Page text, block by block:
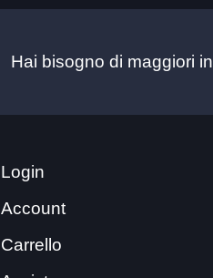
Hai bisogno di maggiori
Login
Account
Carrello